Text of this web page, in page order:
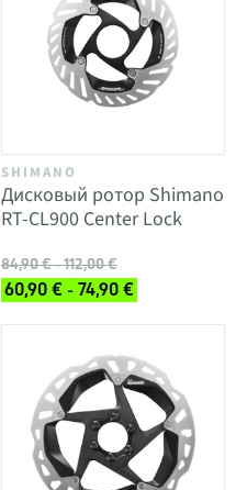
SHIMANO
Дисковый ротор Shimano
RT-CL900 Center Lock
84,90 € - 112,00 €
60,90 € - 74,90 €